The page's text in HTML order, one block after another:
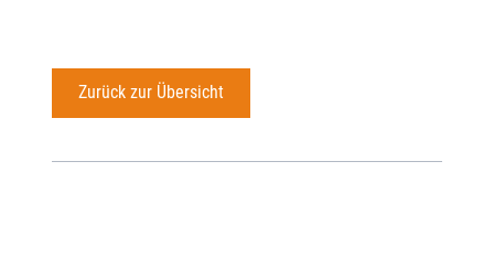
Zurück zur Übersicht